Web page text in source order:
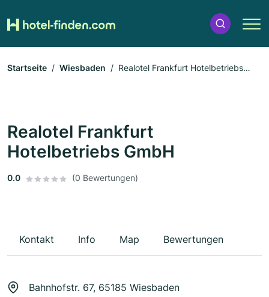
Startseite Wiesbaden
Realotel Frankfurt Hotelbetriebs
Realotel Frankfurt
Hotelbetriebs GmbH
0.0 (0 Bewertungen)
Kontakt Info Map Bewertungen
Bahnhofstr. 67, 65185 Wiesbaden